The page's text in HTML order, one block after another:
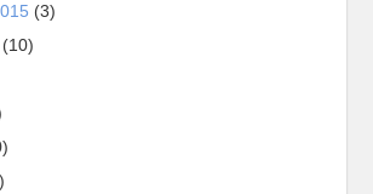
(3)
(10)